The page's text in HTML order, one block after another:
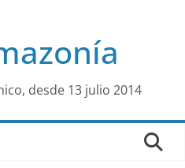
desde 13 julio 2014